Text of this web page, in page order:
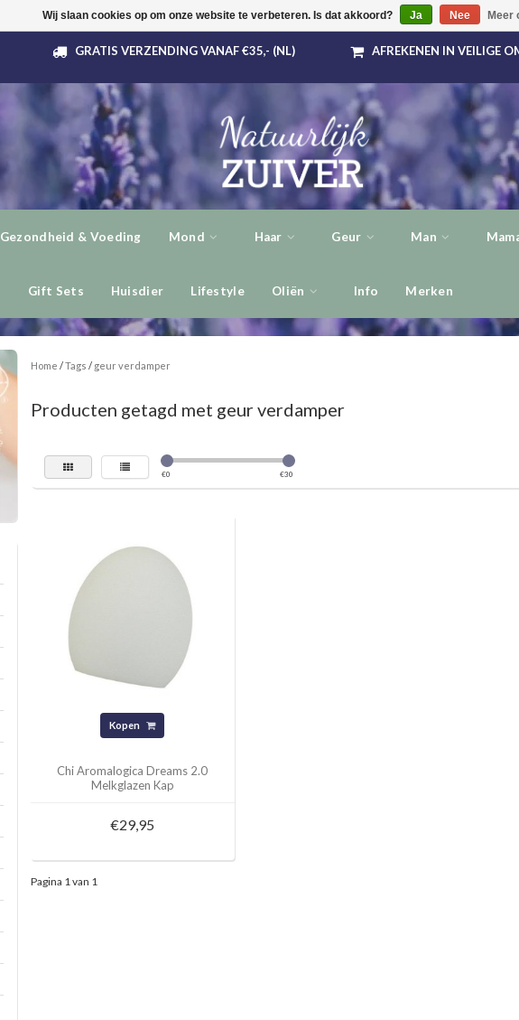
GRATIS VERZENDING VANAF €35,- (NL) AFREKENEN IN VEILIGE
Gezondheid & Voeding Mond Haar Geur Man
Gift Sets Huisdier Lifestyle Oliën Info Merken
Home /Tags / geur verdamper
Producten getagd met geur verdamper
€0 €30
Kopen
Chi Aromalogica Dreams 2.0
Melkglazen Kap
€29,95
Pagina 1 van 1
Wij slaan cookies op om onze website te verbeteren. Is dat akkoord? Ja Nee Meer